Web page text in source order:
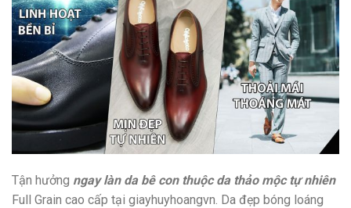
Tận hưởng ngay làn da bê con thuộc da thảo mộc tự nhiên
Full Grain cao cấp tại giayhuyhoangvn. Da đẹp bóng loáng